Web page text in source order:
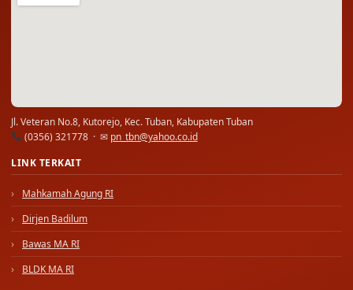
Jl. Veteran No.8, Kutorejo, Kec. Tuban, Kabupaten Tuban
(0356) 321778 · ✉pn_tbn@yahoo.co.id
LINK TERKAIT
Mahkamah Agung RI
Dirjen Badilum
Bawas MA RI
BLDK MA RI